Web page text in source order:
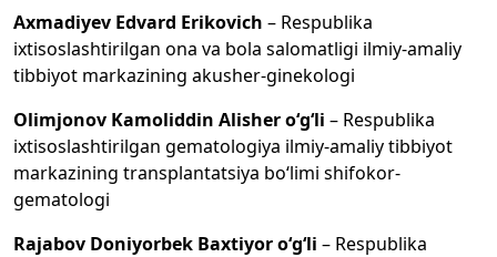
Axmadiyev Edvard Erikovich – Respublika
ixtisoslashtirilgan ona va bola salomatligi ilmiy-amaliy
tibbiyot markazining akusher-ginekologi
Olimjonov Kamoliddin Alisher o‘g‘li – Respublika
ixtisoslashtirilgan gematologiya ilmiy-amaliy tibbiyot
markazining transplantatsiya bo‘limi shifokor-
gematologi
Rajabov Doniyorbek Baxtiyor o‘g‘li – Respublika